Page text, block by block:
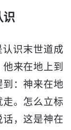
识
识末世道成
来在地上到
：神来在地
走。怎么立标
，这是神在